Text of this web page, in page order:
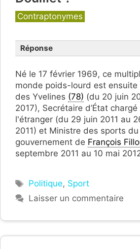
Catégories
Contraptonymes
Réponse
Né le 17 février 1969, ce
monde poids-lourd est
des Yvelines (78) (du 20 juin
2017), Secrétaire d’État
l'étranger (du 29 juin 2011 au
2011) et Ministre des sports
gouvernement de François
septembre 2011 au 10 mai
Étiquettes
Politique, Sport
Laisser un commentaire